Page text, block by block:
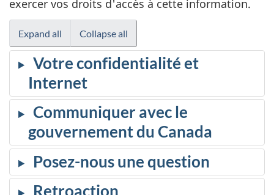
exercer vos droits d'accès à cette information.
Expand all Collapse all
Votre confidentialité et
Internet
Communiquer avec le
gouvernement du Canada
Posez-nous une question
Retroaction